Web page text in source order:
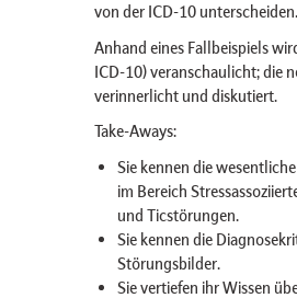
von der ICD-10 unterscheiden.
Anhand eines Fallbeispiels
ICD-10) veranschaulicht; die
verinnerlicht und diskutiert.
Take-Aways:
Sie kennen die
im Bereich
und Ticstörungen.
Sie kennen die
Störungsbilder.
Sie vertiefen ihr Wissen